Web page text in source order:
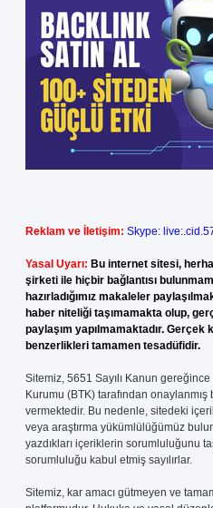
Reklam ve İletişim: Skype:
Yasal Uyarı: Bu internet sitesi,
şirketi ile hiçbir bağlantısı
hazırladığımız makaleler
haber niteliği taşımamakta olup,
paylaşım yapılmamaktadır.
benzerlikleri tamamen tesadüfidir.
Sitemiz, 5651 Sayılı Kanun
Kurumu (BTK) tarafından onaylanmış
vermektedir. Bu nedenle, sitedeki
veya araştırma yükümlülüğümüz
yazdıkları içeriklerin sorumluluğunu
sorumluluğu kabul etmiş sayılırlar.
Sitemiz, kar amacı gütmeyen ve